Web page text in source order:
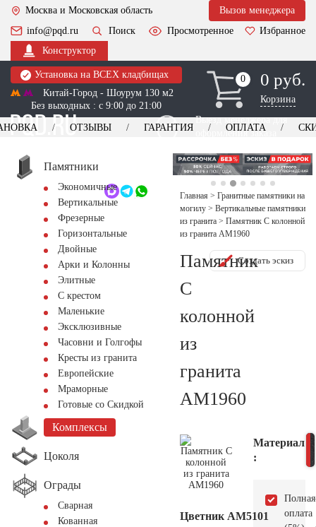
Москва и Московская область
Вызов менеджера
info@pqd.ru
Поиск Просмотренное
Избранное
Конструктор
Установка на ВСЕХ кладбищах
Китай-Город - Шоурум 130 м2
Без выходных : с 9:00 до 21:00
0
0 0 руб.
Корзина
Выезд менеджера для
оформления заказа
+7 (495) 518-44-23
Обратный звонок
ОТЗЫВЫ ГАРАНТИЯ ОПЛАТА
Памятники
Экономичные
Вертикальные
Фрезерные
Горизонтальные
Двойные
Арки и Колонны
Элитные
С крестом
Маленькие
Эксклюзивные
Часовни и Голгофы
Кресты из гранита
Европейские
Мраморные
Готовые со Скидкой
Комплексы
Цоколя
Ограды
Сварная
Кованная
Главная > Гранитные памятники на
могилу > Вертикальные памятники
из гранита > Памятник С колонной
из гранита AM1960
Памятник
С
колонной
из
гранита
AM1960
Создать эскиз
Цветник АМ5101
Материал
:
Полная
оплата